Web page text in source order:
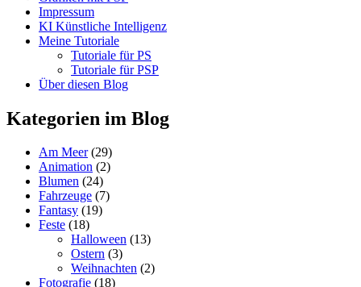
Impressum
KI Künstliche Intelligenz
Meine Tutoriale
Tutoriale für PS
Tutoriale für PSP
Über diesen Blog
Kategorien im Blog
Am Meer(29)
Animation (2)
Blumen (24)
Fahrzeuge (7)
Fantasy (19)
Feste (18)
Halloween (13)
Ostern (3)
Weihnachten (2)
Fotografie (18)